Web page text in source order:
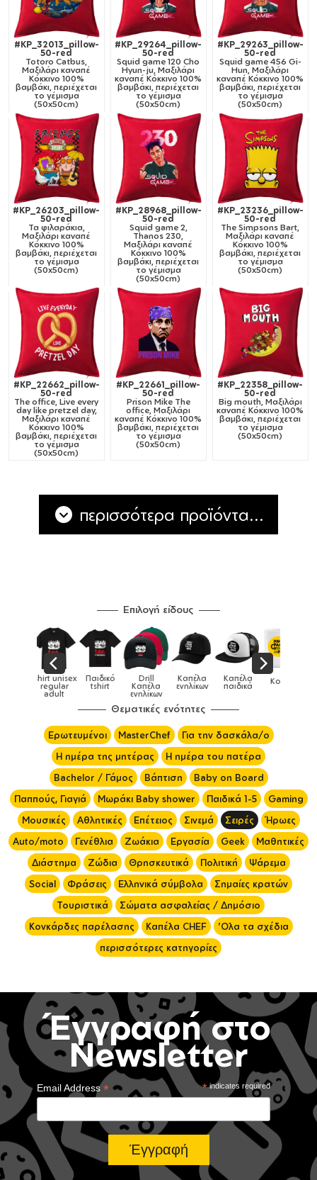
#KP_32013_pillow-
50-red
Totoro Catbus,
Μαξιλάρι καναπέ
Κόκκινο 100%
βαμβάκι, περιέχεται
το γέμισμα
(50x50cm)
#KP_29264_pillow-
50-red
Squid game 120 Cho
Hyun-ju, Μαξιλάρι
καναπέ Κόκκινο 100%
βαμβάκι, περιέχεται
το γέμισμα
(50x50cm)
#KP_29263_pillow-
50-red
Squid game 456 Gi-
Hun, Μαξιλάρι
καναπέ Κόκκινο 100%
βαμβάκι, περιέχεται
το γέμισμα
(50x50cm)
#KP_26203_pillow-
50-red
Τα φιλαράκια,
Μαξιλάρι καναπέ
Κόκκινο 100%
βαμβάκι, περιέχεται
το γέμισμα
(50x50cm)
#KP_28968_pillow-
50-red
Squid game 2,
Thanos 230,
Μαξιλάρι καναπέ
Κόκκινο 100%
βαμβάκι, περιέχεται
το γέμισμα
(50x50cm)
#KP_23236_pillow-
50-red
The Simpsons Bart,
Μαξιλάρι καναπέ
Κόκκινο 100%
βαμβάκι, περιέχεται
το γέμισμα
(50x50cm)
#KP_22662_pillow-
50-red
The office, Live every
day like pretzel day,
Μαξιλάρι καναπέ
Κόκκινο 100%
βαμβάκι, περιέχεται
το γέμισμα
(50x50cm)
#KP_22661_pillow-
50-red
Prison Mike The
office, Μαξιλάρι
καναπέ Κόκκινο 100%
βαμβάκι, περιέχεται
το γέμισμα
(50x50cm)
#KP_22358_pillow-
50-red
Big mouth, Μαξιλάρι
καναπέ Κόκκινο 100%
βαμβάκι, περιέχεται
το γέμισμα
(50x50cm)
περισσότερα προϊόντα...
Επιλογή είδους
Παιδικό
tshirt
Drill
Καπέλα
ενηλίκων
Καπέλα
ενηλίκων
Καπέλα
παιδικά Κούπες Κούπες
ειδικές
Θεματικές ενότητες
Ερωτευμένοι MasterChef
Για την δασκάλα/ο
Η ημέρα της μητέρας
Η ημέρα του πατέρα
Bachelor / Γάμος
Βάπτιση
Baby on Board
Παππούς, Γιαγιά
Μωράκι Baby shower Παιδικά 1-5
Gaming
Μουσικές
Αθλητικές Επέτειος Σινεμά Σειρές
Ήρωες
Auto/moto
Γενέθλια Ζωάκια Εργασία Geek
Μαθητικές
Διάστημα
Ζώδια Θρησκευτικά Πολιτική
Ψάρεμα
Social
Φράσεις Ελληνικά σύμβολα
Σημαίες κρατών
Τουριστικά
Σώματα ασφαλείας / Δημόσιο
Κονκάρδες παρέλασης
Καπέλα CHEF
'Ολα τα σχέδια
περισσότερες κατηγορίες
Έγγραφή στο
Newsletter
*indicates required
Email Address*